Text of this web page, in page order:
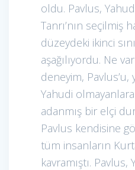
oldu. Pavlus,
Tanrı’nın seçilmiş
düzeydeki ikinci
aşağılıyordu. Ne
deneyim, Pavlus’u,
Yahudi
adanmış bir elçi
Pavlus kendisine
tüm insanların
kavramıştı. Pavlus,